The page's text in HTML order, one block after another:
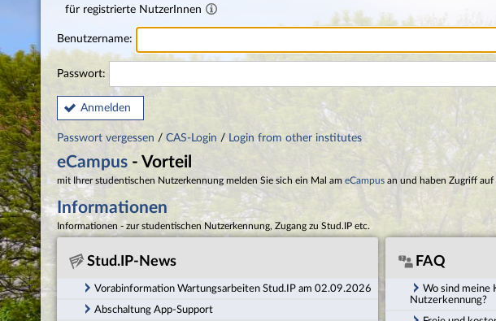
für registrierte NutzerInnen
Benutzername:
Passwort:
Anmelden
Passwort vergessen / CAS-Login / Login from other institutes
eCampus - Vorteil
mit Ihrer studentischen Nutzerkennung melden Sie sich ein Mal am eCampus an und haben Zugriff auf
Informationen
Informationen - zur studentischen Nutzerkennung, Zugang zu Stud.IP etc.
Stud.IP-News
Vorabinformation Wartungsarbeiten Stud.IP am 02.09.2026
Abschaltung App-Support
FAQ
Wo sind meine
Nutzerkennung?